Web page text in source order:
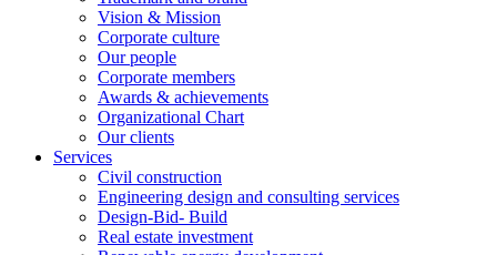
Vision & Mission
Corporate culture
Our people
Corporate members
Awards & achievements
Organizational Chart
Our clients
Services
Civil construction
Engineering design and consulting services
Design-Bid- Build
Real estate investment